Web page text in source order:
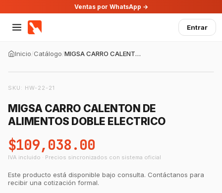
Ventas por WhatsApp →
Entrar
Inicio/Catálogo/ MIGSA CARRO CALENTON DE ALIMENTOS DOBLE ELECTRICO
SKU: HW-22-21
MIGSA CARRO CALENTON DE
ALIMENTOS DOBLE ELECTRICO
$109,038.00
IVA incluido · Precios sincronizados con sistema oficial
Este producto está disponible bajo consulta. Contáctanos para
recibir una cotización formal.